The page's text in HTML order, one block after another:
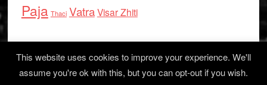
Paja Thaci VatraVisar Zhiti
This website uses cookies to improve your experience. We'll
assume you're ok with this, but you can opt-out if you wish.